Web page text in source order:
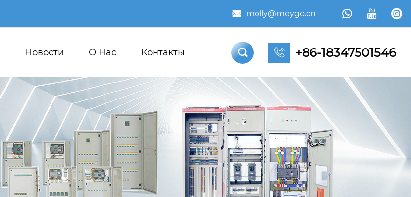
 molly@meygo.cn   
Новости О Hас Контакты   +86-18347501546